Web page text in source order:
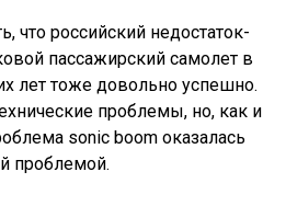
что российский недостаток-
пассажирский самолет в
лет тоже довольно успешно.
проблемы, но, как и
sonic boom оказалась
проблемой.